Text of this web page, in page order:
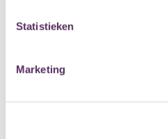
Statistieken
Marketing
voor een vrijblijvende
volgende doen om tot een